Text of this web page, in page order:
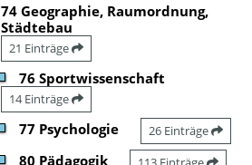
74 Geographie, Raumordnung,
Städtebau
21 Einträge
76 Sportwissenschaft
14 Einträge
77 Psychologie 26 Einträge
80 Pädagogik